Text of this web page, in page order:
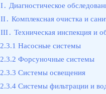
I․ Диагностическое
II․ Комплексная очистка и
III․ Техническая инспекция и
2.3.1 Насосные системы
2.3.2 Форсуночные системы
2.3.3 Системы освещения
2.3.4 Системы фильтрации и